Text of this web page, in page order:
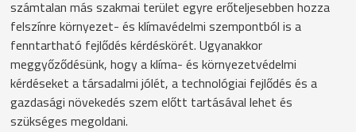
számtalan más szakmai terület egyre erőteljesebben hozza
felszínre környezet- és klímavédelmi szempontból is a
fenntartható fejlődés kérdéskörét. Ugyanakkor
meggyőződésünk, hogy a klíma- és környezetvédelmi
kérdéseket a társadalmi jólét, a technológiai fejlődés és a
gazdasági növekedés szem előtt tartásával lehet és
szükséges megoldani.